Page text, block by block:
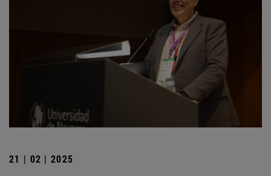
21 | 02 | 2025